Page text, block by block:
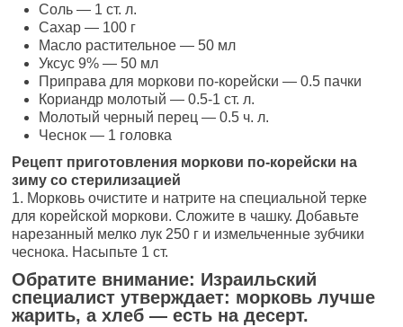
Соль — 1 ст. л.
Сахар — 100 г
Масло растительное — 50 мл
Уксус 9% — 50 мл
Приправа для моркови по-корейски — 0.5 пачки
Кориандр молотый — 0.5-1 ст. л.
Молотый черный перец — 0.5 ч. л.
Чеснок — 1 головка
Рецепт приготовления моркови по-корейски на
зиму со стерилизацией
1. Морковь очистите и натрите на специальной терке
для корейской моркови. Сложите в чашку. Добавьте
нарезанный мелко лук 250 г и измельченные зубчики
чеснока. Насыпьте 1 ст.
Обратите внимание: Израильский
специалист утверждает: морковь лучше
жарить, а хлеб — есть на десерт.